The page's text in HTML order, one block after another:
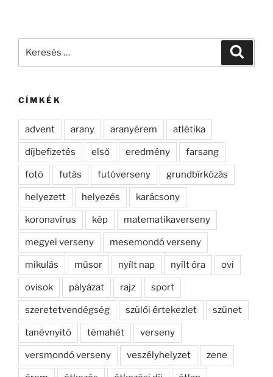
CÍMKÉK
advent arany aranyérem atlétika
díjbefizetés első eredmény farsang
fotó futás futóverseny grundbírkózás
helyezett helyezés karácsony
koronavírus kép matematikaverseny
megyei verseny mesemondó verseny
mikulás műsor nyílt nap nyílt óra ovi
ovisok pályázat rajz sport
szeretetvendégség szülői értekezlet szünet
tanévnyitó témahét verseny
versmondó verseny veszélyhelyzet zene